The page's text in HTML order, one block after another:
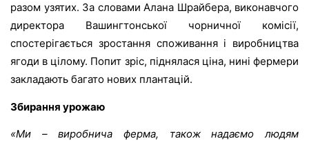
разом узятих. За словами Алана Шрайбера, виконавчого
директора Вашингтонської чорничної комісії,
спостерігається зростання споживання і виробництва
ягоди в цілому. Попит зріс, піднялася ціна, нині фермери
закладають багато нових плантацій.
Збирання урожаю
«Ми – виробнича ферма, також надаємо людям